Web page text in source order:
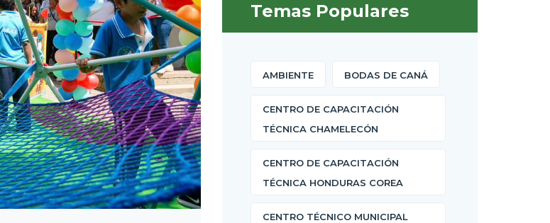
Temas Populares
AMBIENTE BODAS DE CANÁ
CENTRO DE CAPACITACIÓN
TÉCNICA CHAMELECÓN
CENTRO DE CAPACITACIÓN
TÉCNICA HONDURAS COREA
CENTRO TÉCNICO MUNICIPAL